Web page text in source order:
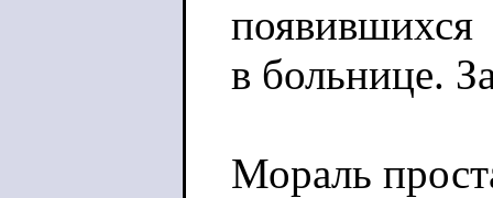
появившихся
в больнице.
Мораль